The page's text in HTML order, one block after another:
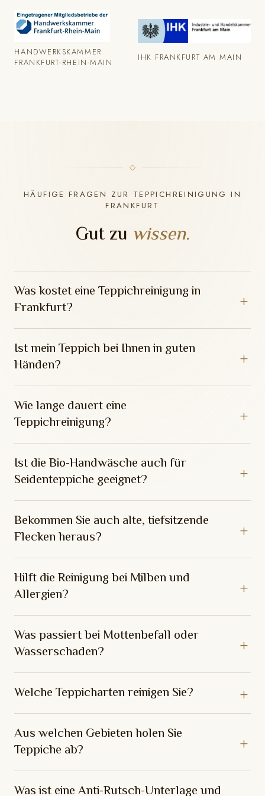
HANDWERKSKAMMER
FRANKFURT-RHEIN-MAIN
IHK FRANKFURT AM MAIN
HÄUFIGE FRAGEN ZUR TEPPICHREINIGUNG IN
FRANKFURT
Gut zu wissen.
Was kostet eine Teppichreinigung in
Frankfurt?
Ist mein Teppich bei Ihnen in guten
Händen?
Wie lange dauert eine
Teppichreinigung?
Ist die Bio-Handwäsche auch für
Seidenteppiche geeignet?
Bekommen Sie auch alte, tiefsitzende
Flecken heraus?
Hilft die Reinigung bei Milben und
Allergien?
Was passiert bei Mottenbefall oder
Wasserschaden?
Welche Teppicharten reinigen Sie?
Aus welchen Gebieten holen Sie
Teppiche ab?
Was ist eine Anti-Rutsch-Unterlage und